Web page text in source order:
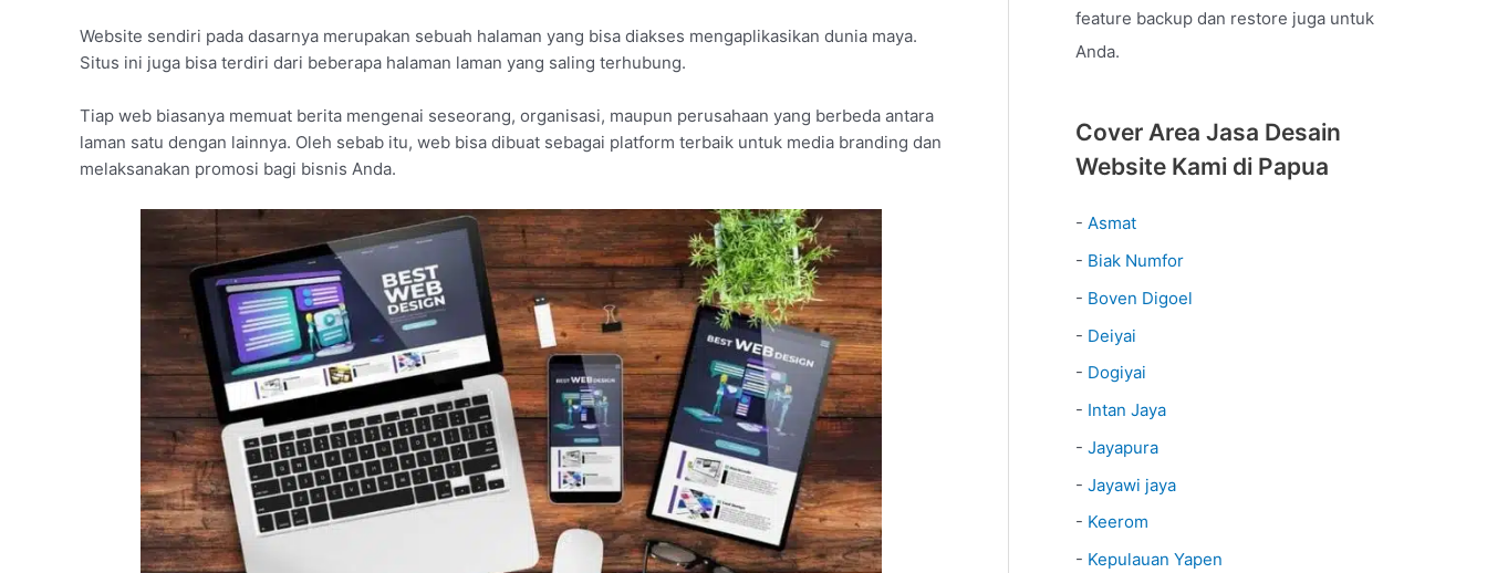
Website sendiri pada dasarnya merupakan sebuah halaman yang bisa diakses mengaplikasikan dunia maya.
Situs ini juga bisa terdiri dari beberapa halaman laman yang saling terhubung.
Tiap web biasanya memuat berita mengenai seseorang, organisasi, maupun perusahaan yang berbeda antara
laman satu dengan lainnya. Oleh sebab itu, web bisa dibuat sebagai platform terbaik untuk media branding dan
melaksanakan promosi bagi bisnis Anda.
feature backup dan restore juga untuk
Anda.
Cover Area Jasa Desain
Website Kami di Papua
- Asmat
- Biak Numfor
- Boven Digoel
- Deiyai
- Dogiyai
- Intan Jaya
- Jayapura
- Jayawi jaya
- Keerom
- Kepulauan Yapen